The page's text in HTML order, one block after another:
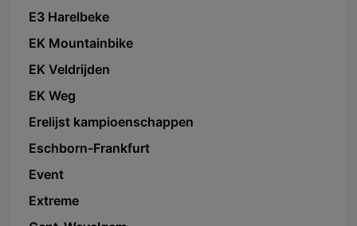
E3 Harelbeke
EK Mountainbike
EK Veldrijden
EK Weg
Erelijst kampioenschappen
Eschborn-Frankfurt
Event
Extreme